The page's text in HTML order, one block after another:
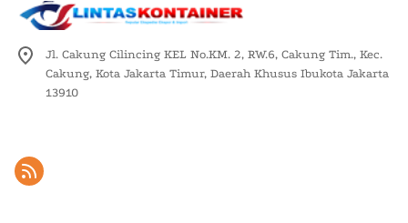
Jl. Cakung Cilincing KEL No.KM. 2, RW.6, Cakung Tim., Kec.
Cakung, Kota Jakarta Timur, Daerah Khusus Ibukota Jakarta
13910